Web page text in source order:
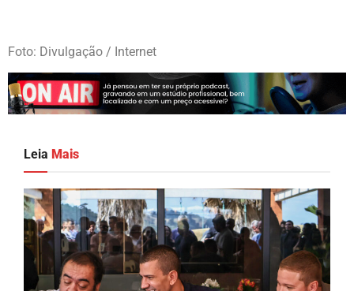
Foto: Divulgação / Internet
Leia Mais